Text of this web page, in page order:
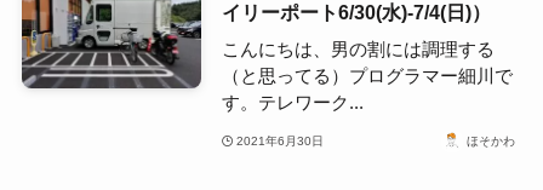
イリーポート6/30(水)-7/4(日)）
こんにちは、男の割には調理する
（と思ってる）プログラマー細川で
す。テレワーク...
2021年6月30日 ほそかわ